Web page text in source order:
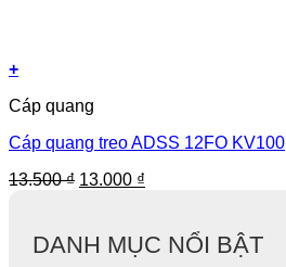
+
Cáp quang
Cáp quang treo ADSS 12FO KV100
13.500₫ Giá
13.500 ₫.
13.000 ₫
là:
13.000 ₫.
DANH MỤC NỔI BẬT